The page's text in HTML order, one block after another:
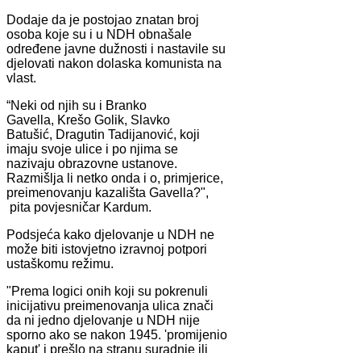
Dodaje da je postojao znatan broj
osoba koje su i u NDH obnašale
određene javne dužnosti i nastavile su
djelovati nakon dolaska komunista na
vlast.
“Neki od njih su i Branko
Gavella, Krešo Golik, Slavko
Batušić, Dragutin Tadijanović, koji
imaju svoje ulice i po njima se
nazivaju obrazovne ustanove.
Razmišlja li netko onda i o, primjerice,
preimenovanju kazališta Gavella?",
pita povjesničar Kardum.
Podsjeća kako djelovanje u NDH ne
može biti istovjetno izravnoj potpori
ustaškomu režimu.
"Prema logici onih koji su pokrenuli
inicijativu preimenovanja ulica znači
da ni jedno djelovanje u NDH nije
sporno ako se nakon 1945. 'promijenio
kaput' i prešlo na stranu suradnje ili